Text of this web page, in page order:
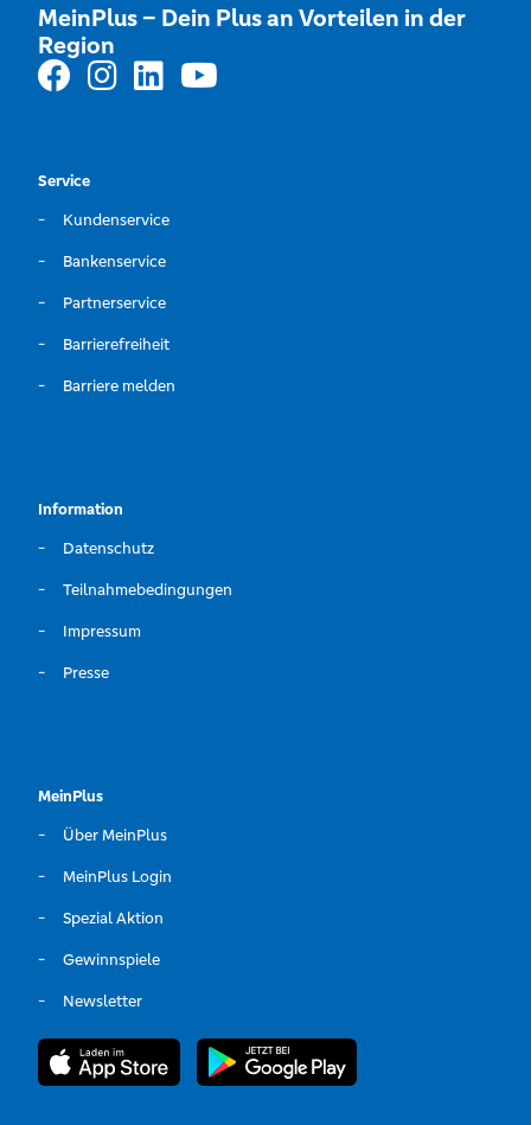
MeinPlus – Dein Plus an Vorteilen in der
Region
Service
Kundenservice
Bankenservice
Partnerservice
Barrierefreiheit
Barriere melden
Information
Datenschutz
Teilnahmebedingungen
Impressum
Presse
MeinPlus
Über MeinPlus
MeinPlus Login
Spezial Aktion
Gewinnspiele
Newsletter